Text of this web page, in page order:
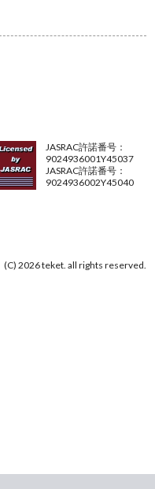
JASRAC許諾番号：
9024936001Y45037
JASRAC許諾番号：
9024936002Y45040
(C) 2026 teket. all rights reserved.